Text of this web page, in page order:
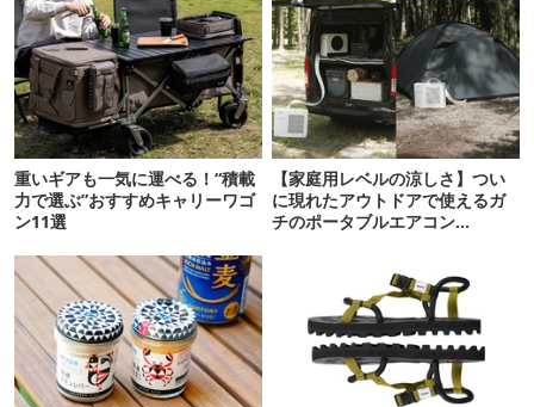
重いギアも一気に運べる！“積載
力で選ぶ”おすすめキャリーワゴ
ン11選
【家庭用レベルの涼しさ】つい
に現れたアウトドアで使えるガ
チのポータブルエアコン